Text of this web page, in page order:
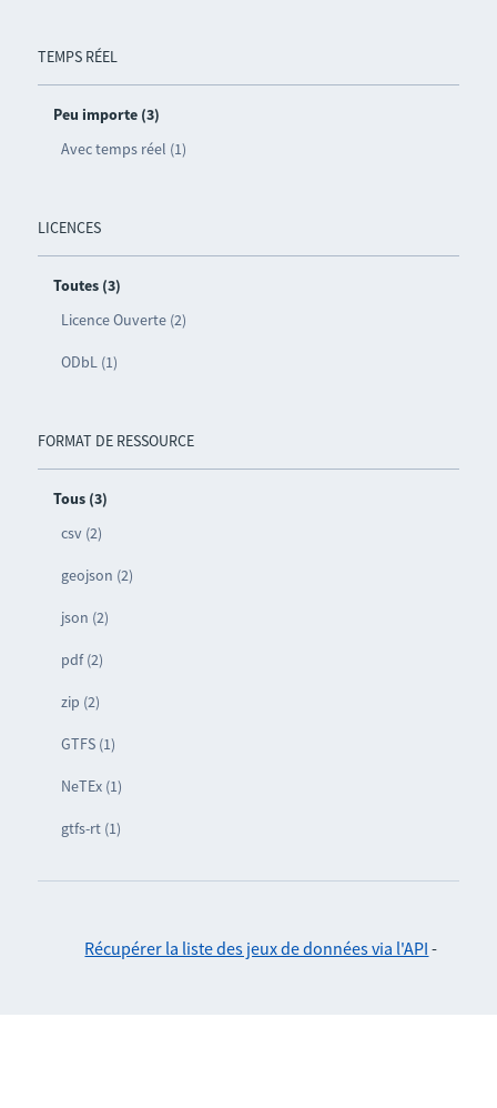
TEMPS RÉEL
Peu importe (3)
Avec temps réel (1)
LICENCES
Toutes (3)
Licence Ouverte (2)
ODbL (1)
FORMAT DE RESSOURCE
Tous (3)
csv (2)
geojson (2)
json (2)
pdf (2)
zip (2)
GTFS (1)
NeTEx (1)
gtfs-rt (1)
Récupérer la liste des jeux de données via l'API -